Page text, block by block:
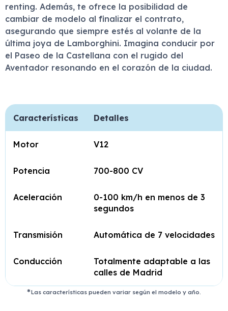
renting. Además, te ofrece la posibilidad de
cambiar de modelo al finalizar el contrato,
asegurando que siempre estés al volante de la
última joya de Lamborghini. Imagina conducir por
el Paseo de la Castellana con el rugido del
Aventador resonando en el corazón de la ciudad.
Características Detalles
Motor V12
Potencia 700-800 CV
Aceleración
0-100 km/h en menos de 3
segundos
Transmisión Automática de 7 velocidades
Conducción
Totalmente adaptable a las
calles de Madrid
Las características pueden variar según el modelo y año.